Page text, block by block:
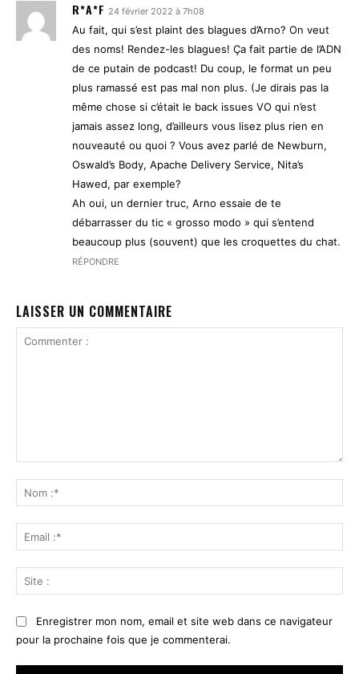
R*A*F 24 février 2022 à 7h08
Au fait, qui s’est plaint des blagues d’Arno? On veut
des noms! Rendez-les blagues! Ça fait partie de l’ADN
de ce putain de podcast! Du coup, le format un peu
plus ramassé est pas mal non plus. (Je dirais pas la
même chose si c’était le back issues VO qui n’est
jamais assez long, d’ailleurs vous lisez plus rien en
nouveauté ou quoi ? Vous avez parlé de Newburn,
Oswald’s Body, Apache Delivery Service, Nita’s
Hawed, par exemple?
Ah oui, un dernier truc, Arno essaie de te
débarrasser du tic « grosso modo » qui s’entend
beaucoup plus (souvent) que les croquettes du chat.
RÉPONDRE
LAISSER UN COMMENTAIRE
:*
:*
:
Enregistrer mon nom, email et site web dans ce navigateur
pour la prochaine fois que je commenterai.